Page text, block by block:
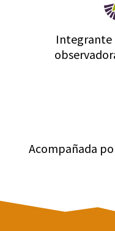
Integrante
Acompañada